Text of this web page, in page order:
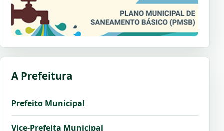
A Prefeitura
Prefeito Municipal
Vice-Prefeita Municipal